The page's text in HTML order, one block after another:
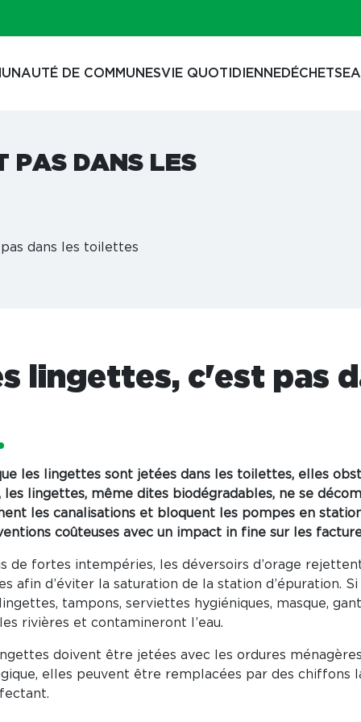
DE COMMUNESVIE QUOTIDIENNEDÉCHETS
PAS DANS LES
dans les toilettes
lingettes, c'est pas
les lingettes sont jetées dans les toilettes, elles
les lingettes, même dites biodégradables, ne se
les canalisations et bloquent les pompes en
coûteuses avec un impact in fine sur les
de fortes intempéries, les déversoirs d’orage
afin d’éviter la saturation de la station d’épuration.
tampons, serviettes hygiéniques, masque,
rivières et contamineront l’eau.
doivent être jetées avec les ordures
elles peuvent être remplacées par des chiffons